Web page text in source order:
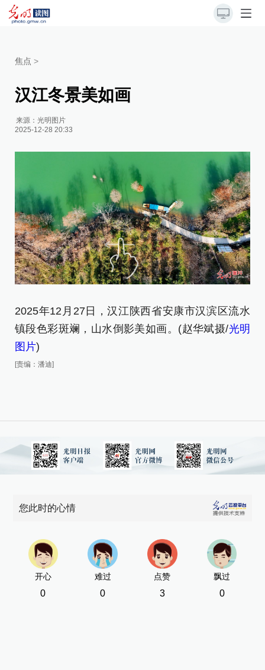
焦点 >
汉江冬景美如画
来源：光明图片
2025-12-28 20:33
2025年12月27日，汉江陕西省安康市汉滨区流水
镇段色彩斑斓，山水倒影美如画。(赵华斌摄/光明
图片)
[责编：潘迪]
您此时的心情
开心
0
难过
0
点赞
3
飘过
0